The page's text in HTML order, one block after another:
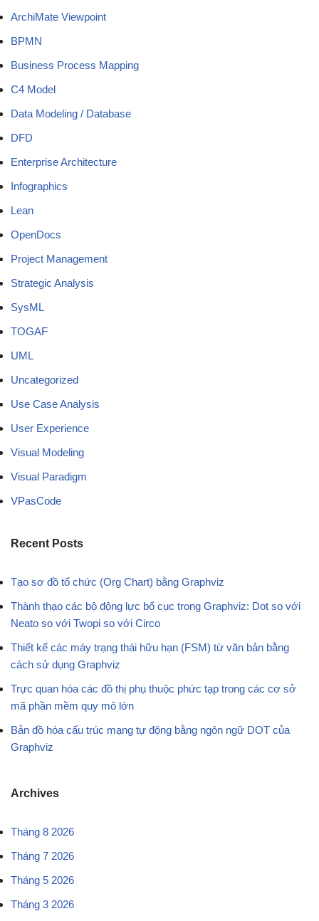
ArchiMate Viewpoint
BPMN
Business Process Mapping
C4 Model
Data Modeling / Database
DFD
Enterprise Architecture
Infographics
Lean
OpenDocs
Project Management
Strategic Analysis
SysML
TOGAF
UML
Uncategorized
Use Case Analysis
User Experience
Visual Modeling
Visual Paradigm
VPasCode
Recent Posts
Tạo sơ đồ tổ chức (Org Chart) bằng Graphviz
Thành thạo các bộ động lực bố cục trong Graphviz: Dot so với
Neato so với Twopi so với Circo
Thiết kế các máy trạng thái hữu hạn (FSM) từ văn bản bằng
cách sử dụng Graphviz
Trực quan hóa các đồ thị phụ thuộc phức tạp trong các cơ sở
mã phần mềm quy mô lớn
Bản đồ hóa cấu trúc mạng tự động bằng ngôn ngữ DOT của
Graphviz
Archives
Tháng 8 2026
Tháng 7 2026
Tháng 5 2026
Tháng 3 2026